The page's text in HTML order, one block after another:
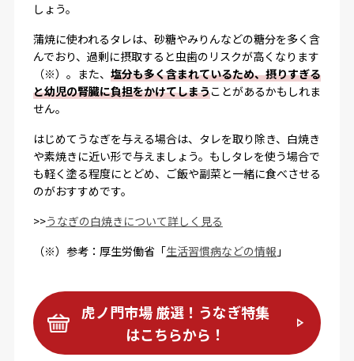
しょう。
蒲焼に使われるタレは、砂糖やみりんなどの糖分を多く含
んでおり、過剰に摂取すると虫歯のリスクが高くなります
（※）。また、 塩分も多く含まれているため、摂りすぎる
と幼児の腎臓に負担をかけてしまうことがあるかもしれま
せん。
はじめてうなぎを与える場合は、タレを取り除き、白焼き
や素焼きに近い形で与えましょう。もしタレを使う場合で
も軽く塗る程度にとどめ、ご飯や副菜と一緒に食べさせる
のがおすすめです。
>>うなぎの白焼きについて詳しく見る
（※）参考：厚生労働省「生活習慣病などの情報 」
虎ノ門市場 厳選！うなぎ特集
はこちらから！